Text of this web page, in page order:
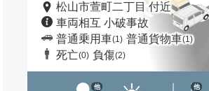
松山市萱町二丁目 付近
車両相互 小破事故
普通乗用車(1) 普通貨物車(1)
死亡(0) 負傷(2)
他 他